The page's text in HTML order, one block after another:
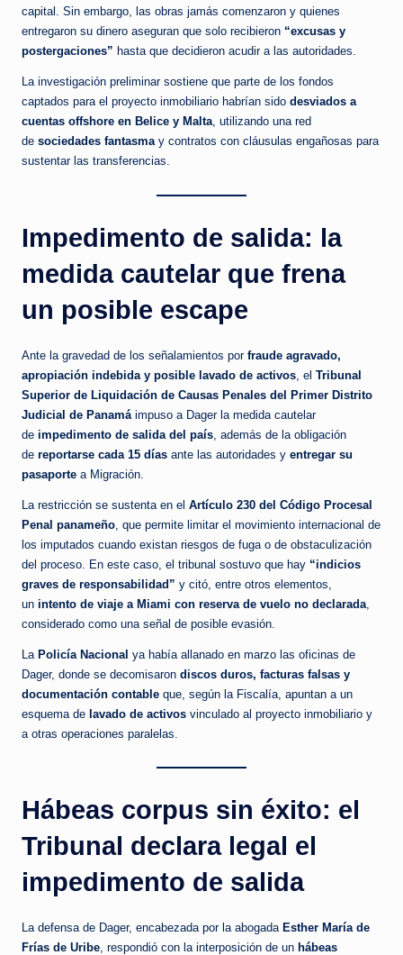
capital. Sin embargo, las obras jamás comenzaron y quienes
entregaron su dinero aseguran que solo recibieron “excusas y
postergaciones” hasta que decidieron acudir a las autoridades.
La investigación preliminar sostiene que parte de los fondos
captados para el proyecto inmobiliario habrían sido desviados a
cuentas offshore en Belice y Malta, utilizando una red
de sociedades fantasmay contratos con cláusulas engañosas para
sustentar las transferencias.
Impedimento de salida: la
medida cautelar que frena
un posible escape
Ante la gravedad de los señalamientos por fraude agravado,
apropiación indebida y posible lavado de activos , el Tribunal
Superior de Liquidación de Causas Penales del Primer Distrito
Judicial de Panamá impuso a Dager la medida cautelar
de impedimento de salida del país , además de la obligación
de reportarse cada 15 días ante las autoridades y entregar su
pasaporte a Migración.
La restricción se sustenta en el Artículo 230 del Código Procesal
Penal panameño , que permite limitar el movimiento internacional de
los imputados cuando existan riesgos de fuga o de obstaculización
del proceso. En este caso, el tribunal sostuvo que hay “indicios
graves de responsabilidad” y citó, entre otros elementos,
un intento de viaje a Miami con reserva de vuelo no declarada
considerado como una señal de posible evasión.
La Policía Nacional ya había allanado en marzo las oficinas de
Dager, donde se decomisaron discos duros, facturas falsas y
documentación contable que, según la Fiscalía, apuntan a un
esquema de lavado de activos vinculado al proyecto inmobiliario y
a otras operaciones paralelas.
Hábeas corpus sin éxito: el
Tribunal declara legal el
impedimento de salida
La defensa de Dager, encabezada por la abogada Esther María de
Frías de Uribe , respondió con la interposición de un hábeas